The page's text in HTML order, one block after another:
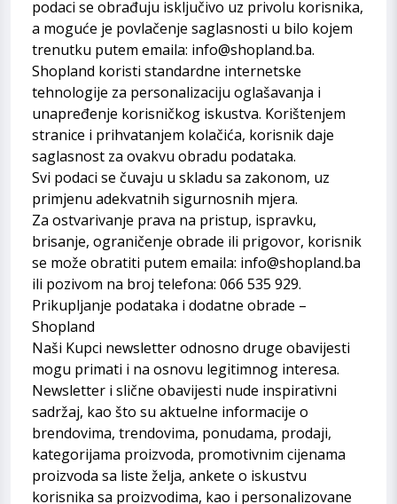
podaci se obrađuju isključivo uz privolu korisnika,
a moguće je povlačenje saglasnosti u bilo kojem
trenutku putem emaila: info@shopland.ba.
Shopland koristi standardne internetske
tehnologije za personalizaciju oglašavanja i
unapređenje korisničkog iskustva. Korištenjem
stranice i prihvatanjem kolačića, korisnik daje
saglasnost za ovakvu obradu podataka.
Svi podaci se čuvaju u skladu sa zakonom, uz
primjenu adekvatnih sigurnosnih mjera.
Za ostvarivanje prava na pristup, ispravku,
brisanje, ograničenje obrade ili prigovor, korisnik
se može obratiti putem emaila: info@shopland.ba
ili pozivom na broj telefona: 066 535 929.
Prikupljanje podataka i dodatne obrade –
Shopland
Naši Kupci newsletter odnosno druge obavijesti
mogu primati i na osnovu legitimnog interesa.
Newsletter i slične obavijesti nude inspirativni
sadržaj, kao što su aktuelne informacije o
brendovima, trendovima, ponudama, prodaji,
kategorijama proizvoda, promotivnim cijenama
proizvoda sa liste želja, ankete o iskustvu
korisnika sa proizvodima, kao i personalizovane